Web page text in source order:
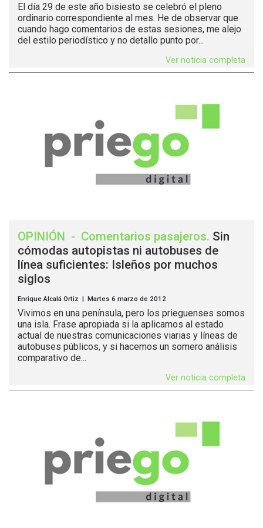
El día 29 de este año bisiesto se celebró el pleno
ordinario correspondiente al mes. He de observar que
cuando hago comentarios de estas sesiones, me alejo
del estilo periodístico y no detallo punto por...
Ver noticia completa
OPINIÓN - Comentarios pasajeros. Sin
cómodas autopistas ni autobuses de
línea suficientes: Isleños por muchos
siglos
Enrique Alcalá Ortiz | Martes 6 marzo de 2012
Vivimos en una península, pero los prieguenses somos
una isla. Frase apropiada si la aplicamos al estado
actual de nuestras comunicaciones viarias y líneas de
autobuses públicos, y si hacemos un somero análisis
comparativo de...
Ver noticia completa